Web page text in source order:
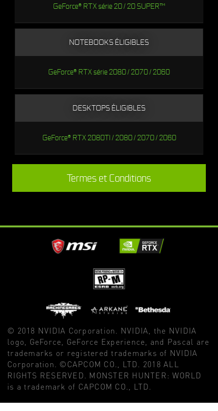
GeForce® RTX série 20 / 20 SUPER™
NOTEBOOKS ÉLIGIBLES
GeForce® RTX série 2080 / 2070 / 2060
DESKTOPS ÉLIGIBLES
GeForce® RTX 2080TI / 2080 / 2070 / 2060
Termes et Conditions
© 2018 NVIDIA Corporation. NVIDIA, the NVIDIA
logo, GeForce, GeForce Experience, and Pascal are
trademarks or registered trademarks of NVIDIA
Corporation. ©CAPCOM CO., LTD. 2018 ALL
RIGHTS RESERVED. MONSTER HUNTER: WORLD
is a trademark of CAPCOM CO., LTD.